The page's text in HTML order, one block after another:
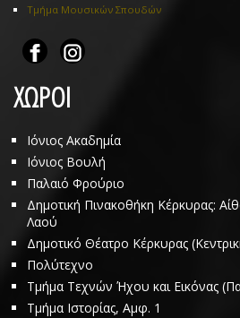
Τμήμα Μουσικών Σπουδών
ΧΩΡΟΙ
Ιόνιος Ακαδημία
Ιόνιος Βουλή
Παλαιό Φρούριο
Δημοτική Πινακοθήκη Κέρκυρας:
Λαού
Δημοτικό Θέατρο Κέρκυρας
Πολύτεχνο
Τμήμα Τεχνών Ήχου και Εικόνας
Τμήμα Ιστορίας, Αμφ. 1